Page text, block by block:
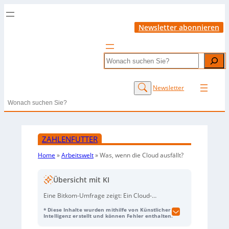
Newsletter abonnieren
Search
Newsletter
Search
ZAHLENFUTTER
Home »Arbeitswelt»Was, wenn die Cloud ausfällt?
Übersicht mit KI
Eine Bitkom-Umfrage zeigt: Ein Cloud-
stark treffen. 46 Prozent müssten ihren
* Diese Inhalte wurden mithilfe von Künstlicher
Intelligenz erstellt und können Fehler enthalten.